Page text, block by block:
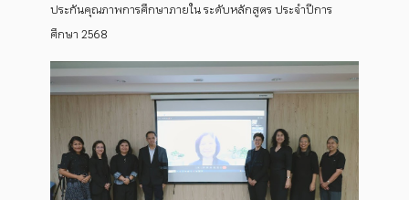
ประกันคุณภาพการศึกษาภายใน ระดับหลักสูตร ประจำปีการ
ศึกษา 2568